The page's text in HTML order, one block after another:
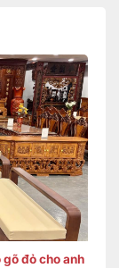
đỏ cho anh